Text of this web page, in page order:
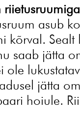
asub
kõrval.
saab jätta
ole
jätta
hoiule.